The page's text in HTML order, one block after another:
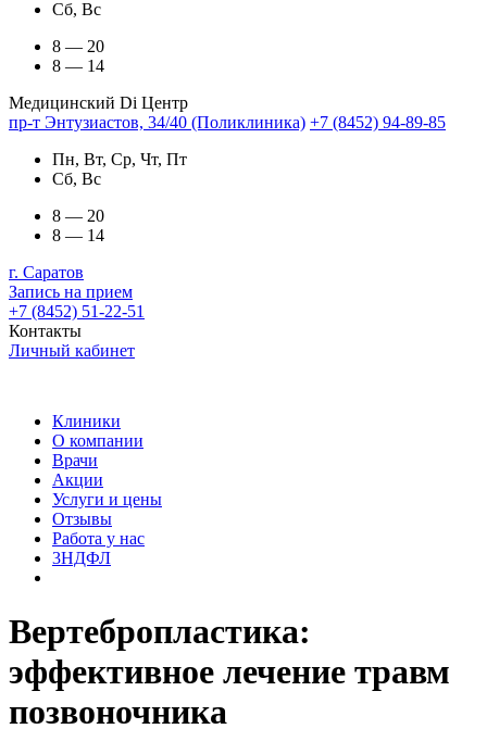
Сб, Вс
8 — 20
8 — 14
Медицинский Di Центр
пр-т Энтузиастов, 34/40 (Поликлиника) +7 (8452) 94-89-85
Пн, Вт, Ср, Чт, Пт
Сб, Вс
8 — 20
8 — 14
г. Саратов
Запись на прием
+7 (8452) 51-22-51
Контакты
Личный кабинет
Клиники
О компании
Врачи
Акции
Услуги и цены
Отзывы
Работа у нас
3НДФЛ
Вертебропластика:
эффективное лечение травм
позвоночника